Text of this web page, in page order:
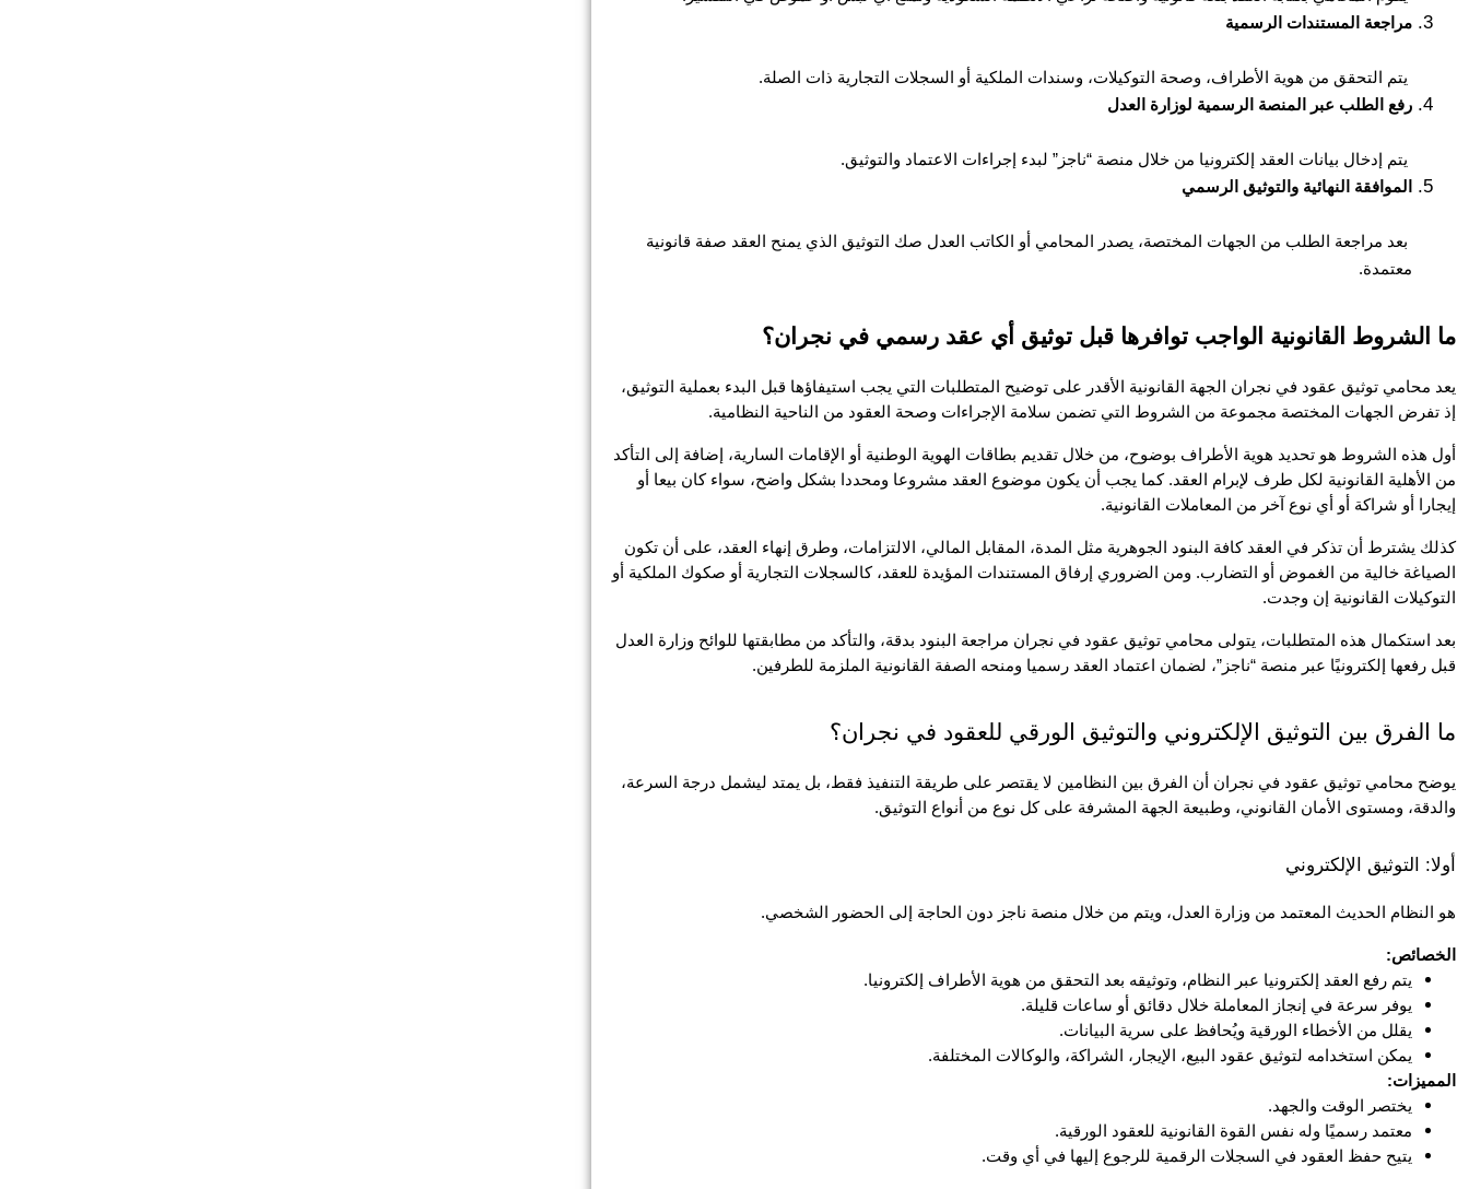
مراجعة المستندات الرسمية
رفع الطلب عبر المنصة الرسمية لوزارة العدل
الموافقة النهائية والتوثيق الرسمي
معتمدة.
ما الشروط القانونية الواجب توافرها قبل توثيق أي عقد رسمي في نجران؟
إذ تفرض الجهات المختصة مجموعة من الشروط التي تضمن سلامة الإجراءات وصحة العقود من الناحية النظامية.
إيجارا أو شراكة أو أي نوع آخر من المعاملات القانونية.
التوكيلات القانونية إن وجدت.
قبل رفعها إلكترونيًا عبر منصة “ناجز”، لضمان اعتماد العقد رسميا ومنحه الصفة القانونية الملزمة للطرفين.
ما الفرق بين التوثيق الإلكتروني والتوثيق الورقي للعقود في نجران؟
يوضح محامي توثيق عقود في نجران أن الفرق بين النظامين لا يقتصر على طريقة التنفيذ فقط، بل يمتد ليشمل درجة السرعة،
والدقة، ومستوى الأمان القانوني، وطبيعة الجهة المشرفة على كل نوع من أنواع التوثيق.
أولا: التوثيق الإلكتروني
هو النظام الحديث المعتمد من وزارة العدل، ويتم من خلال منصة ناجز دون الحاجة إلى الحضور الشخصي.
الخصائص:
يتم رفع العقد إلكترونيا عبر النظام، وتوثيقه بعد التحقق من هوية الأطراف إلكترونيا.
يوفر سرعة في إنجاز المعاملة خلال دقائق أو ساعات قليلة.
يقلل من الأخطاء الورقية ويُحافظ على سرية البيانات.
يمكن استخدامه لتوثيق عقود البيع، الإيجار، الشراكة، والوكالات المختلفة.
المميزات:
يختصر الوقت والجهد.
معتمد رسميًا وله نفس القوة القانونية للعقود الورقية.
يتيح حفظ العقود في السجلات الرقمية للرجوع إليها في أي وقت.